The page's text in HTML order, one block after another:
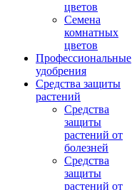
цветов
Семена
комнатных
цветов
Профессиональные
удобрения
Средства защиты
растений
Средства
защиты
растений от
болезней
Средства
защиты
растений от